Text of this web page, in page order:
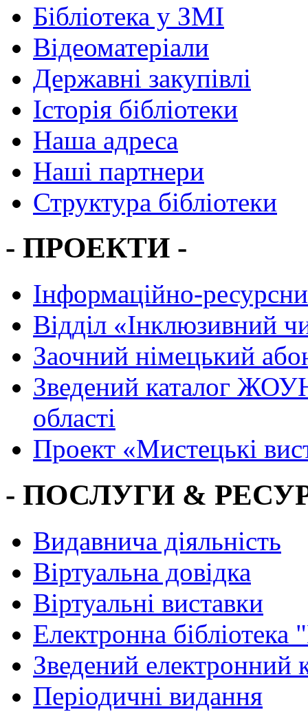
Бібліотека у ЗМІ
Відеоматеріали
Державні закупівлі
Історія бібліотеки
Наша адреса
Наші партнери
Структура бібліотеки
- ПРОЕКТИ -
Інформаційно-
Вiддiл «Інклюзивний
Заочний німецький
Зведений каталог
області
Проект «Мистецькі
- ПОСЛУГИ &
Видавнича діяльність
Віртуальна довідка
Віртуальні виставки
Електронна
Зведений електронний
Періодичні видання